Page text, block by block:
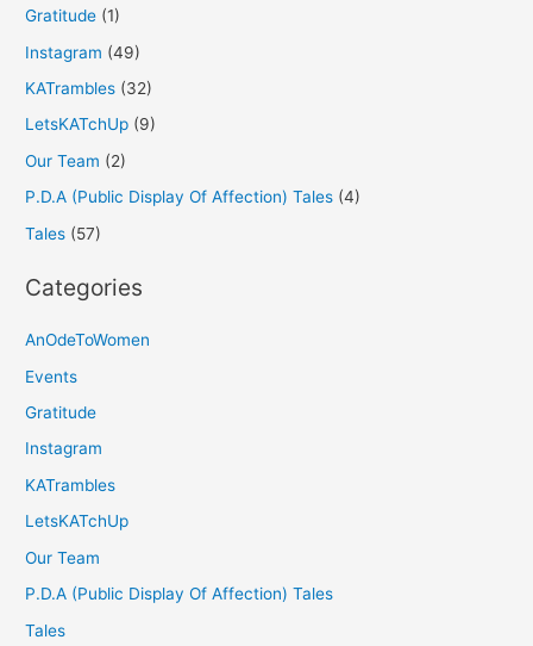
Gratitude (1)
Instagram (49)
KATrambles (32)
LetsKATchUp (9)
Our Team (2)
P.D.A (Public Display Of Affection) Tales (4)
Tales (57)
Categories
AnOdeToWomen
Events
Gratitude
Instagram
KATrambles
LetsKATchUp
Our Team
P.D.A (Public Display Of Affection) Tales
Tales